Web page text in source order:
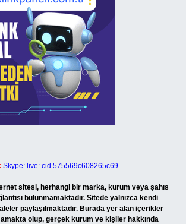
Skype: live:.cid.575569c608265c69
sitesi, herhangi bir marka, kurum veya şahıs
bulunmamaktadır. Sitede yalnızca kendi
paylaşılmaktadır. Burada yer alan içerikler
olup, gerçek kurum ve kişiler hakkında